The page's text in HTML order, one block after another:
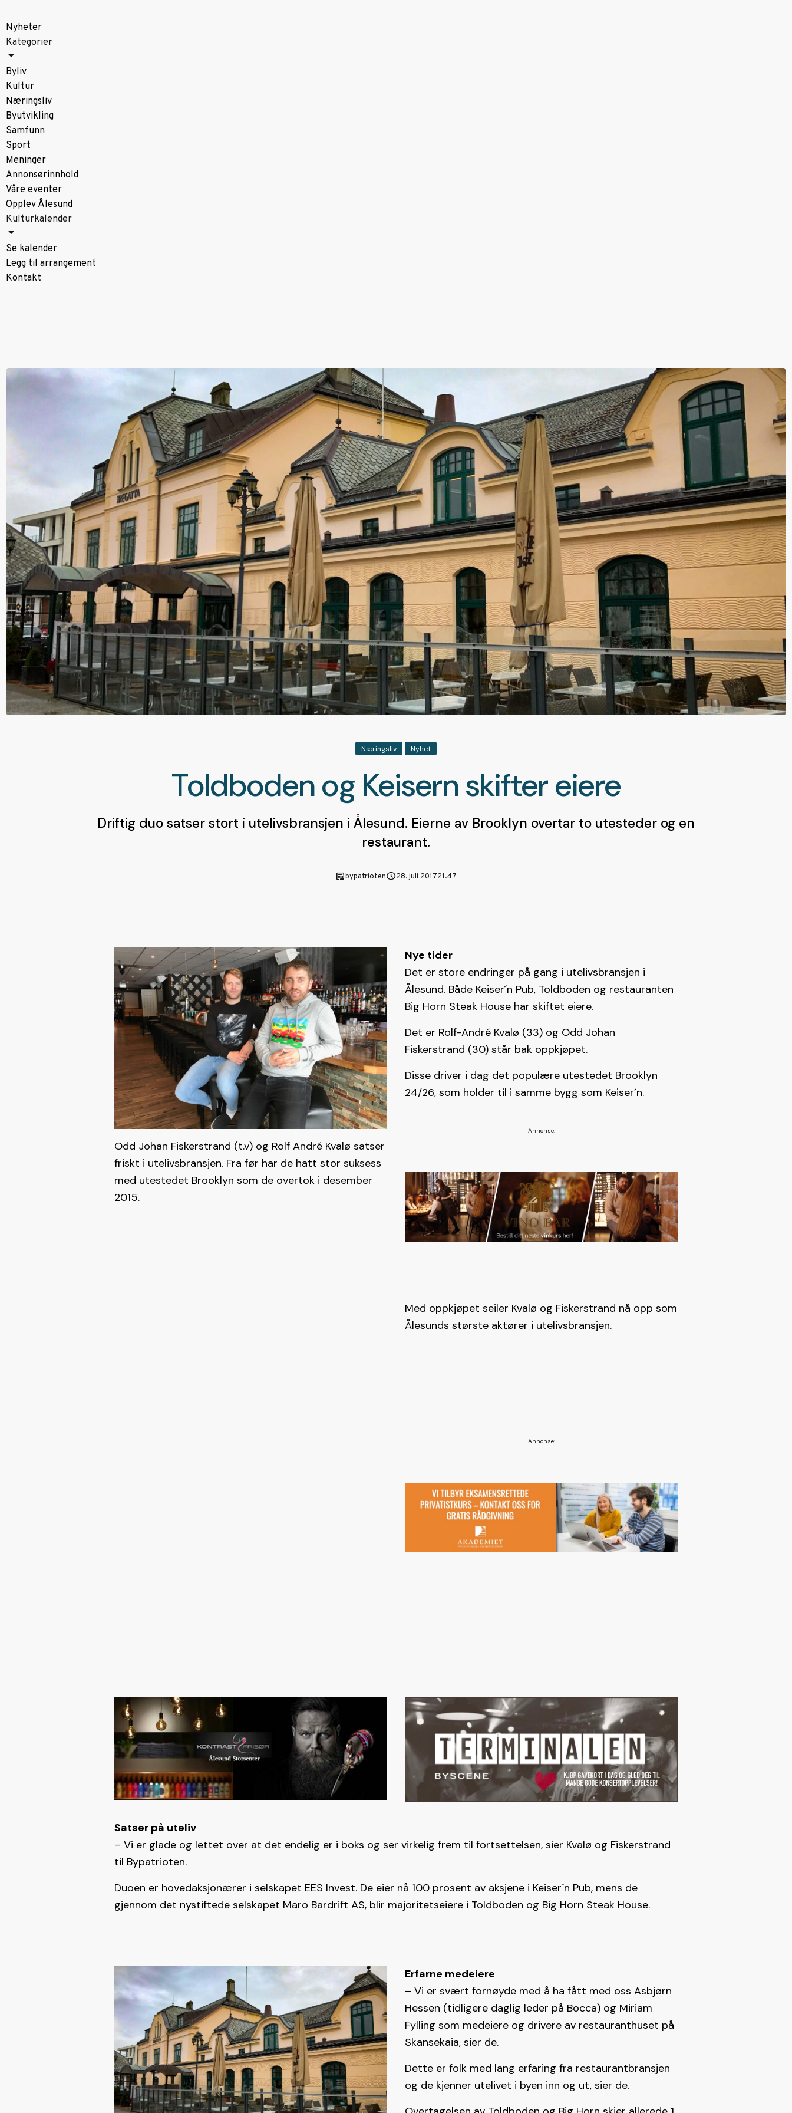
Nyheter
Kategorier
Byliv
Kultur
Næringsliv
Byutvikling
Samfunn
Sport
Meninger
Annonsørinnhold
Våre eventer
Opplev Ålesund
Kulturkalender
Se kalender
Legg til arrangement
Kontakt
Næringsliv Nyhet
Toldboden og Keisern skifter eiere
Driftig duo satser stort i utelivsbransjen i Ålesund. Eierne av Brooklyn overtar to utesteder og en
restaurant.
article_personbypatriotenschedule28. juli 201721.47
Odd Johan Fiskerstrand (t.v) og Rolf André Kvalø satser
friskt i utelivsbransjen. Fra før har de hatt stor suksess
med utestedet Brooklyn som de overtok i desember
2015.
Nye tider
Det er store endringer på gang i utelivsbransjen i
Ålesund. Både Keiser´n Pub, Toldboden og restauranten
Big Horn Steak House har skiftet eiere.
Det er Rolf-André Kvalø (33) og Odd Johan
Fiskerstrand (30) står bak oppkjøpet.
Disse driver i dag det populære utestedet Brooklyn
24/26, som holder til i samme bygg som Keiser´n.
Med oppkjøpet seiler Kvalø og Fiskerstrand nå opp som
Ålesunds største aktører i utelivsbransjen.
Satser på uteliv
– Vi er glade og lettet over at det endelig er i boks og ser virkelig frem til fortsettelsen, sier Kvalø og Fiskerstrand
til Bypatrioten.
Duoen er hovedaksjonærer i selskapet EES Invest. De eier nå 100 prosent av aksjene i Keiser´n Pub, mens de
gjennom det nystiftede selskapet Maro Bardrift AS, blir majoritetseiere i Toldboden og Big Horn Steak House.
Erfarne medeiere
– Vi er svært fornøyde med å ha fått med oss Asbjørn
Hessen (tidligere daglig leder på Bocca) og Miriam
Fylling som medeiere og drivere av restauranthuset på
Skansekaia, sier de.
Dette er folk med lang erfaring fra restaurantbransjen
og de kjenner utelivet i byen inn og ut, sier de.